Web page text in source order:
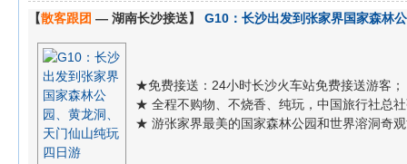
【散客跟团 — 湖南长沙接送】 G10：长沙出发到张家界国家森林
★免费接送：24小时长沙火车站免费接送游客；
★ 全程不购物、不烧香、纯玩，中国旅行社总
★ 游张家界最美的国家森林公园和世界溶洞奇